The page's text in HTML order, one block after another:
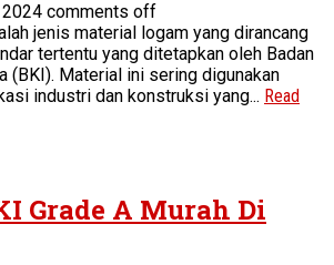
comments off
jenis material logam yang dirancang
tertentu yang ditetapkan oleh Badan
(BKI). Material ini sering digunakan
industri dan konstruksi yang... Read
Grade A Murah Di